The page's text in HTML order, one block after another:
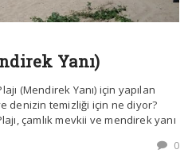
Yanı)
(Mendirek Yanı) için yapılan
denizin temizliği için ne diyor?
çamlık mevkii ve mendirek yanı
0